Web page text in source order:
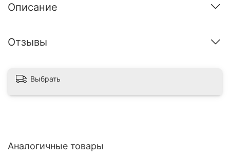
Описание
Отзывы
Выбрать
Аналогичные товары